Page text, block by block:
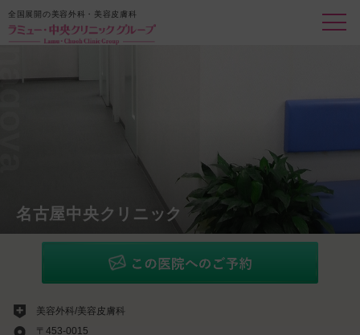
全国展開の美容外科・美容皮膚科
名古屋中央クリニック
美容外科/美容皮膚科
〒453-0015